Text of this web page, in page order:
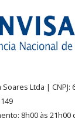
Soares Ltda | CNPJ:
: 8h00 às